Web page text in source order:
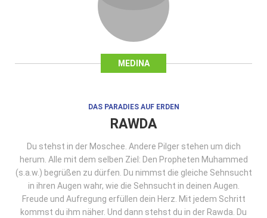
MEDINA
DAS PARADIES AUF ERDEN
RAWDA
Du stehst in der Moschee. Andere Pilger stehen um dich
herum. Alle mit dem selben Ziel: Den Propheten Muhammed
(s.a.w.) begrüßen zu dürfen. Du nimmst die gleiche Sehnsucht
in ihren Augen wahr, wie die Sehnsucht in deinen Augen.
Freude und Aufregung erfüllen dein Herz. Mit jedem Schritt
kommst du ihm näher. Und dann stehst du in der Rawda. Du